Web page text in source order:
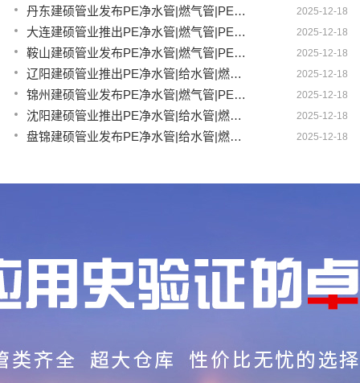
2025-12-18
丹东建硕管业发布PE净水管|燃气管|PERT供热管|电力护套管|农田灌溉管智能生产新范式
2025-12-18
大连建硕管业推出PE净水管|燃气管|PERT供热管|电力护套管|农田灌溉管融合智造新生态
2025-12-18
鞍山建硕管业发布PE净水管|燃气管|PERT供热管|电力护套管|农田灌溉管全链路应用新方案
2025-12-18
辽阳建硕管业推出PE净水管|给水管|燃气管|PERT供热管|电力护套管多维融合智造平台
2025-12-18
锦州建硕管业发布PE净水管|燃气管|PERT供热管|电力护套管|农田灌溉管智慧应用生态体系
2025-12-18
沈阳建硕管业推出PE净水管|给水管|燃气管|PERT供热管|电力护套管一体化智造方案
2025-12-18
盘锦建硕管业发布PE净水管|给水管|燃气管|PERT供热管|电力护套管智慧生产新范式